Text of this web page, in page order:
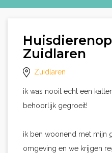
Zuidlaren
Zuidlaren
ik was nooit echt een
behoorlijk gegroeit!
ik ben woonend met mijn
omgeving en we krijgen